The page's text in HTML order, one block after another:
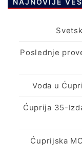
NAJNOVIJE
Poslednje
Voda u
Ćuprija 35-
Ćuprijska